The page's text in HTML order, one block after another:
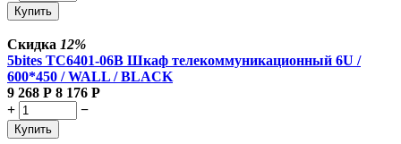
Купить
Скидка 12%
5bites TC6401-06B Шкаф телекоммуникационный 6U /
600*450 / WALL / BLACK
9 268 Р 8 176 Р
+
−
Купить